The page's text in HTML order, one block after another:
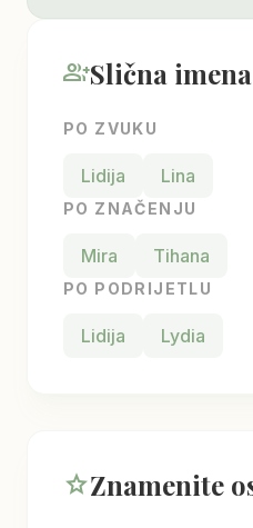
group_addSlična imena
PO ZVUKU
Lidija Lina
PO ZNAČENJU
Mira Tihana
PO PODRIJETLU
Lidija Lydia
starZnamenite